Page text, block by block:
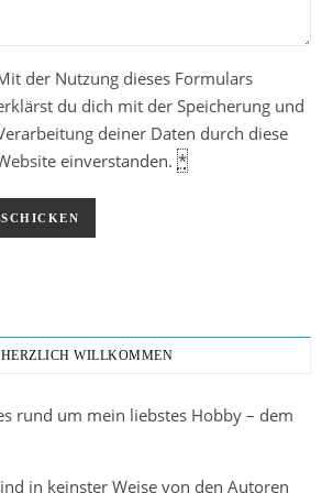
der Nutzung dieses Formulars
du dich mit der Speicherung und
deiner Daten durch diese
einverstanden. *
HERZLICH WILLKOMMEN
rund um mein liebstes Hobby – dem
in keinster Weise von den Autoren